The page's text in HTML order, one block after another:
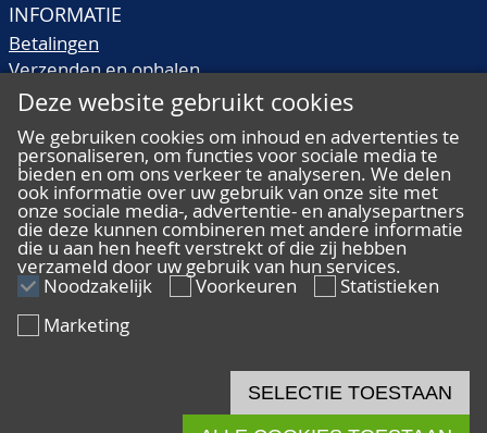
INFORMATIE
Betalingen
Verzenden en ophalen
Veilingtermen
Kwaliteitsomschrijvingen
Veelgestelde vragen
ALGEMEEN
Algemene voorwaarden
Deze website gebruikt cookies
We gebruiken cookies om inhoud en advertenties te
personaliseren, om functies voor sociale media te
bieden en om ons verkeer te analyseren. We delen
ook informatie over uw gebruik van onze site met
onze sociale media-, advertentie- en analysepartners
die deze kunnen combineren met andere informatie
die u aan hen heeft verstrekt of die zij hebben
verzameld door uw gebruik van hun services.
Noodzakelijk Voorkeuren
Statistieken
Marketing
SELECTIE TOESTAAN